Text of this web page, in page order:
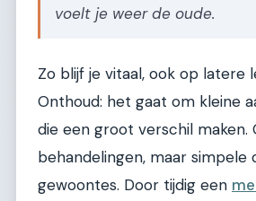
voelt je weer de oude.
Zo blijf je vitaal, ook op latere
Onthoud: het gaat om kleine
die een groot verschil maken.
behandelingen, maar simpele
gewoontes. Door tijdig een